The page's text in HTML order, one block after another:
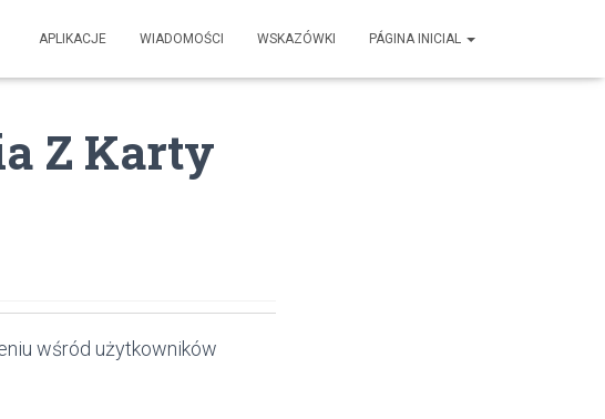
APLIKACJE WIADOMOŚCI WSKAZÓWKI PÁGINA INICIAL
Z Karty
wśród użytkowników